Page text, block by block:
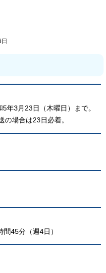
年3月23日（木曜日）まで。
の場合は23日必着。
45分（週4日）